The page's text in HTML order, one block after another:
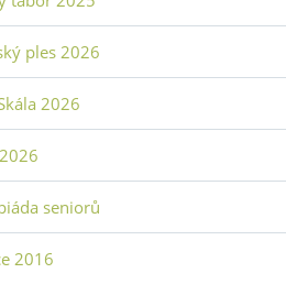
ples 2026
2026
seniorů
2016